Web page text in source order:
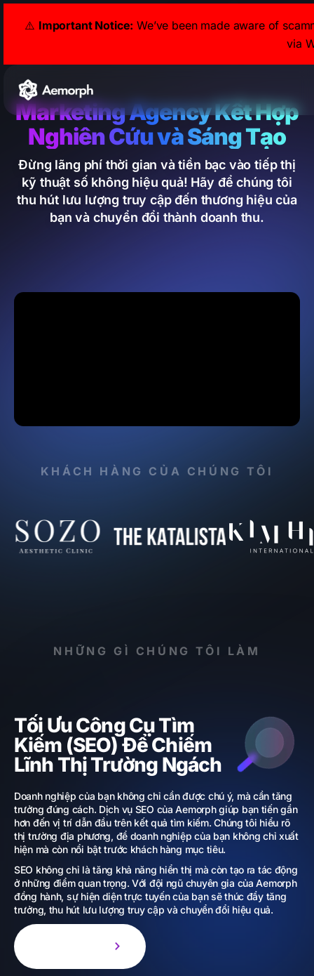
⚠️ Important Notice: We’ve been made aware of
via
Marketing Agency Kết Hợp
Nghiên Cứu và Sáng Tạo
Đừng lãng phí thời gian và tiền bạc vào tiếp thị
kỹ thuật số không hiệu quả! Hãy để chúng tôi
thu hút lưu lượng truy cập đến thương hiệu của
bạn và chuyển đổi thành doanh thu.
KHÁCH HÀNG CỦA CHÚNG TÔI
NHỮNG GÌ CHÚNG TÔI LÀM
Tối Ưu Công Cụ Tìm
Kiếm (SEO) Để Chiếm
Lĩnh Thị Trường Ngách
Doanh nghiệp của bạn không chỉ cần được chú ý, mà cần tăng
trưởng đúng cách. Dịch vụ SEO của Aemorph giúp bạn tiến gần
hơn đến vị trí dẫn đầu trên kết quả tìm kiếm. Chúng tôi hiểu rõ
thị trường địa phương, để doanh nghiệp của bạn không chỉ xuất
hiện mà còn nổi bật trước khách hàng mục tiêu.
SEO không chỉ là tăng khả năng hiển thị mà còn tạo ra tác động
ở những điểm quan trọng. Với đội ngũ chuyên gia của Aemorph
đồng hành, sự hiện diện trực tuyến của bạn sẽ thúc đẩy tăng
trưởng, thu hút lưu lượng truy cập và chuyển đổi hiệu quả.